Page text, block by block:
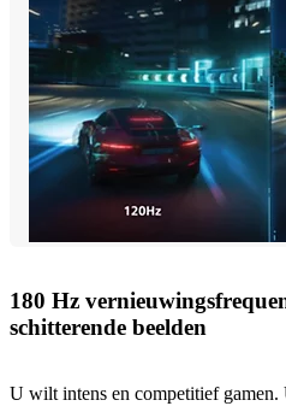
180 Hz
schitterende beelden
U wilt intens en competitief gamen.